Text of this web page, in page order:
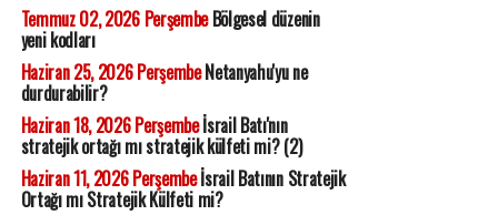
Temmuz 02, 2026 PerşembeBölgesel düzenin
yeni kodları
Haziran 25, 2026 PerşembeNetanyahu'yu ne
durdurabilir?
Haziran 18, 2026 Perşembeİsrail Batı'nın
stratejik ortağı mı stratejik külfeti mi? (2)
Haziran 11, 2026 Perşembeİsrail Batının Stratejik
Ortağı mı Stratejik Külfeti mi?